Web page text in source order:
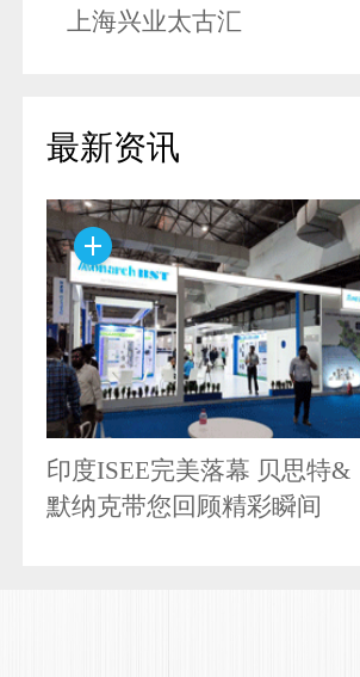
上海兴业太古汇
最新资讯
印度ISEE完美落幕 贝思特&
默纳克带您回顾精彩瞬间